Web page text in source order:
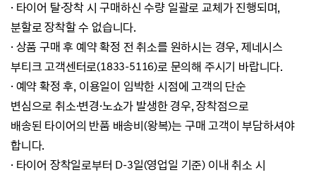
· 타이어 탈·장착 시 구매하신 수량 일괄로 교체가 진행되며,
분할로 장착할 수 없습니다.
· 상품 구매 후 예약 확정 전 취소를 원하시는 경우, 제네시스
부티크 고객센터로(1833-5116)로 문의해 주시기 바랍니다.
· 예약 확정 후, 이용일이 임박한 시점에 고객의 단순
변심으로 취소·변경·노쇼가 발생한 경우,장착점으로
배송된 타이어의 반품 배송비(왕복)는 구매 고객이 부담하셔야
합니다.
· 타이어 장착일로부터 D-3일(영업일 기준) 이내 취소 시